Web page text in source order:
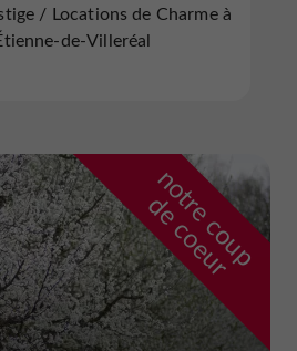
/ Locations de Charme à
de-Villeréal
n
o
t
r
e
c
o
u
p
d
e
c
o
e
u
r